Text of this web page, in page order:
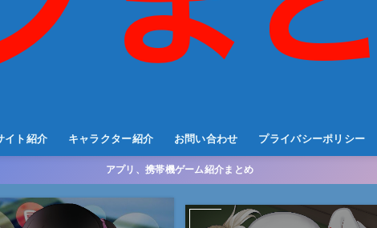
イト紹介 キャラクター紹介 お問い合わせ プライバシーポリシー
アプリ、携帯機ゲーム紹介まとめ